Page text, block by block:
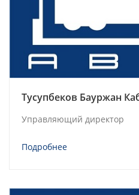
Тусупбеков Бауржан
Управляющий директор
Подробнее